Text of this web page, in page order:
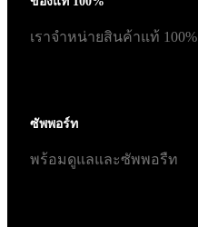
เราจำหน่ายสินค้าแท้ 100%
ซัพพอร์ท
พร้อมดูแลและซัพพอรืท